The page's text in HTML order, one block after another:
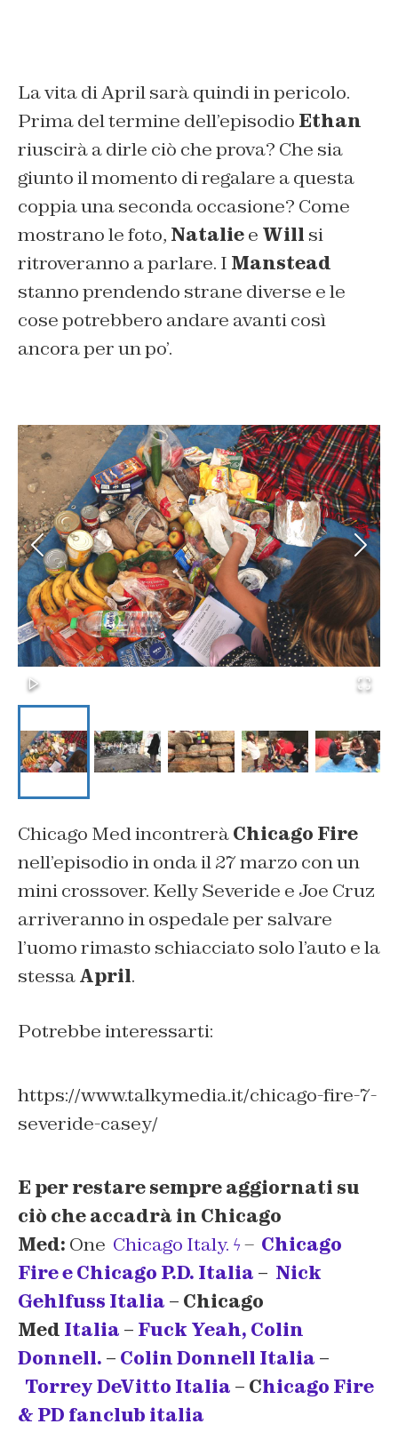
La vita di April sarà quindi in pericolo.
Prima del termine dell’episodio Ethan
riuscirà a dirle ciò che prova? Che sia
giunto il momento di regalare a questa
coppia una seconda occasione? Come
mostrano le foto, Nataliee Will si
ritroveranno a parlare. I Manstead
stanno prendendo strane diverse e le
cose potrebbero andare avanti così
ancora per un po’.
Chicago Med incontreràChicago Fire
nell’episodio in onda il 27 marzo con un
mini crossover. Kelly Severide e Joe Cruz
arriveranno in ospedale per salvare
l’uomo rimasto schiacciato solo l’auto e la
stessaApril.
Potrebbe interessarti:
https://www.talkymedia.it/chicago-fire-7-
severide-casey/
E per restare sempre aggiornati su
ciò che accadrà in Chicago
Med: One Chicago Italy. ϟ– Chicago
Fire e Chicago P.D. Italia – Nick
Gehlfuss Italia – Chicago
Med Italia – Fuck Yeah, Colin
Donnell. – Colin Donnell Italia –
Torrey DeVitto Italia – Chicago Fire
& PD fanclub italia